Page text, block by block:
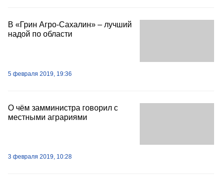
В «Грин Агро-Сахалин» – лучший
надой по области
5 февраля 2019, 19:36
О чём замминистра говорил с
местными аграриями
3 февраля 2019, 10:28